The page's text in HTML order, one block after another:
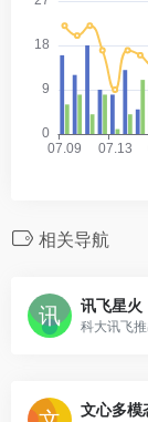
相关导航
讯飞星火
科大讯飞
文心多模